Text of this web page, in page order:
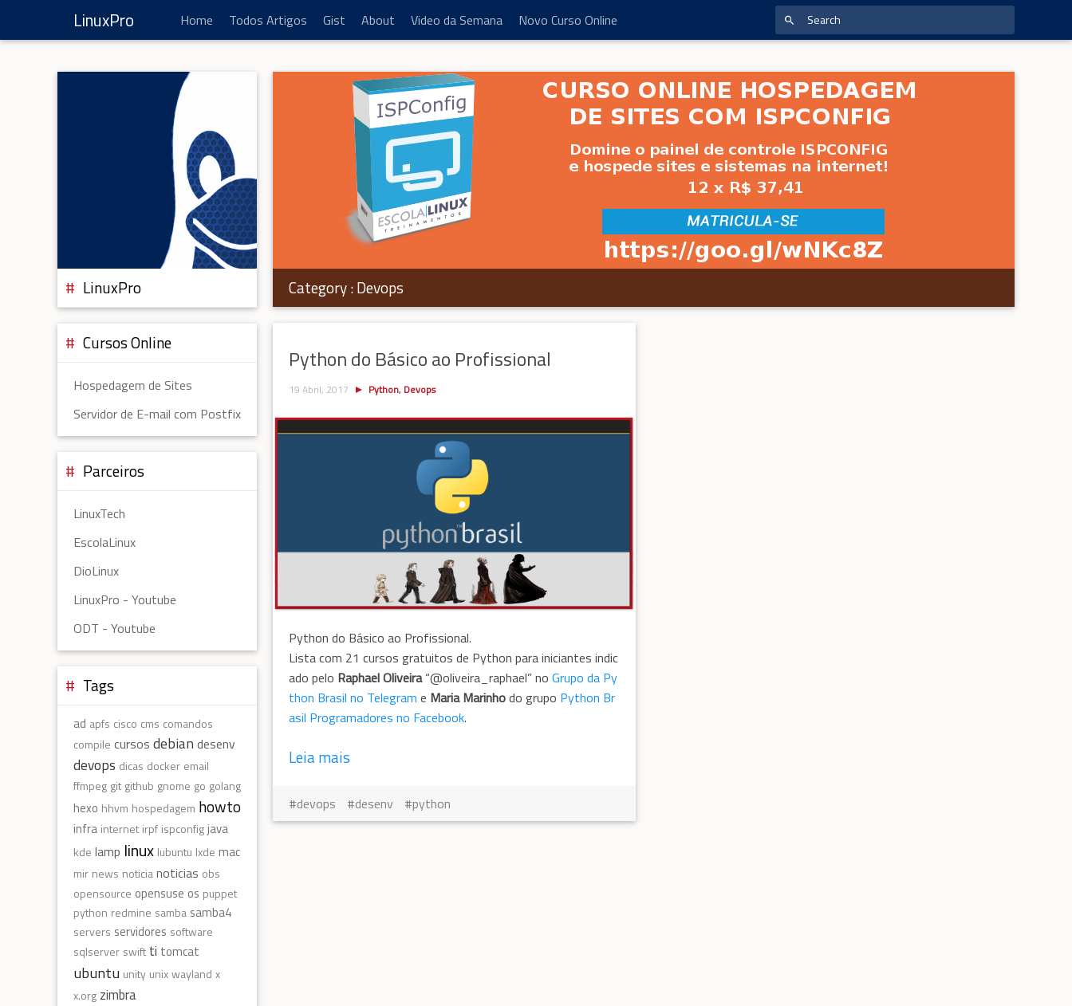
LinuxPro Home Todos Artigos Gist About Video da Semana Novo Curso Online
LinuxPro
Cursos Online
Hospedagem de Sites
Servidor de E-mail com Postfix
Parceiros
LinuxTech
EscolaLinux
DioLinux
LinuxPro - Youtube
ODT - Youtube
Tags
ad apfs cisco cms comandos
compile cursos debian desenv
devops dicas docker email
ffmpeg git github gnome go golang
hexo hhvm hospedagem howto
infra internet irpf ispconfigjava
kde lamp linux lubuntu lxde mac
mir news noticianoticias obs
opensource opensuse os puppet
python redmine samba samba4
servers servidores software
sqlserver swift ti tomcat
ubuntu unity unixwayland x
x.org zimbra
Category :Devops
Python do Básico ao Profissional
19 Abril, 2017 Python, Devops
Python do Básico ao Profissional.
Lista com 21 cursos gratuitos de Python para iniciantes indic
ado pelo Raphael Oliveira“@oliveira_raphael” no Grupo da Py
thon Brasil no Telegram e Maria Marinhodo grupo Python Br
asil Programadores no Facebook.
Leia mais
devops desenv python